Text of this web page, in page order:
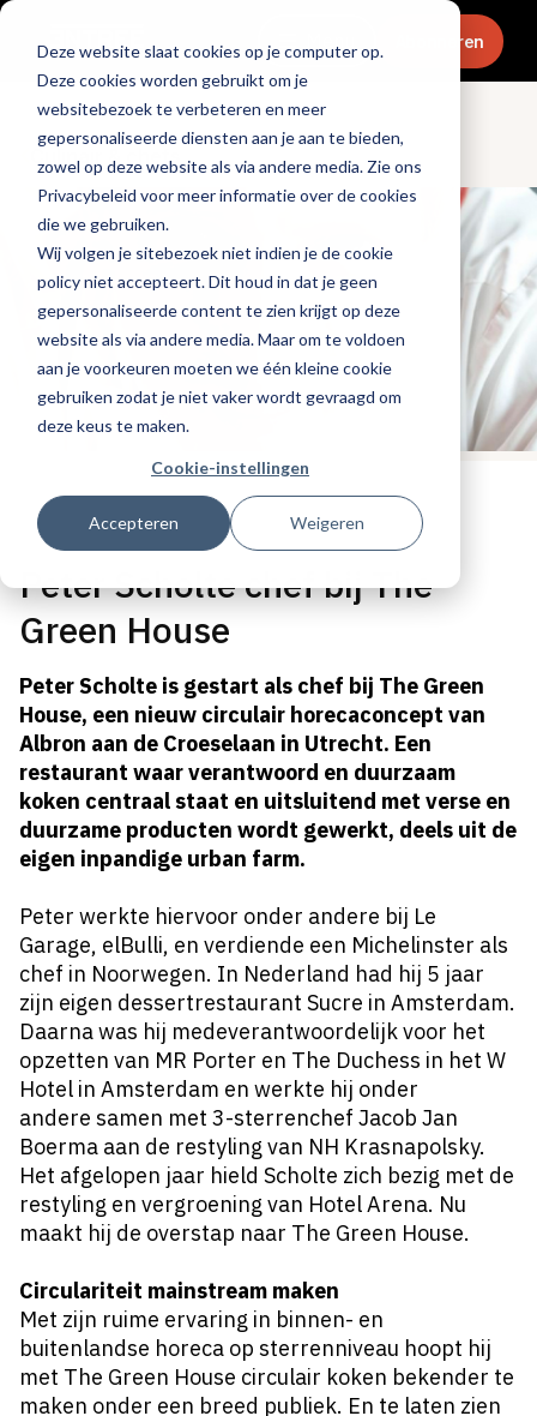
Deze website slaat cookies op je computer op.
Deze cookies worden gebruikt om je
websitebezoek te verbeteren en meer
gepersonaliseerde diensten aan je aan te bieden,
zowel op deze website als via andere media. Zie ons
Privacybeleid voor meer informatie over de cookies
die we gebruiken.
Wij volgen je sitebezoek niet indien je de cookie
policy niet accepteert. Dit houd in dat je geen
gepersonaliseerde content te zien krijgt op deze
website als via andere media. Maar om te voldoen
aan je voorkeuren moeten we één kleine cookie
gebruiken zodat je niet vaker wordt gevraagd om
deze keus te maken.
Cookie-instellingen
Accepteren Weigeren
Menu Abonneren
Culinair & chefs
Tags:chefs,duurzaamheid
Gepubliceerd op: 2 november 2021
Peter Scholte chef bij The
Green House
Peter Scholte is gestart als chef bij The Green
House, een nieuw circulair horecaconcept van
Albron aan de Croeselaan in Utrecht. Een
restaurant waar verantwoord en duurzaam
koken centraal staat en uitsluitend met verse en
duurzame producten wordt gewerkt, deels uit de
eigen inpandige urban farm.
Peter werkte hiervoor onder andere bij Le
Garage, elBulli, en verdiende een Michelinster als
chef in Noorwegen. In Nederland had hij 5 jaar
zijn eigen dessertrestaurant Sucre in Amsterdam.
Daarna was hij medeverantwoordelijk voor het
opzetten van MR Porter en The Duchess in het W
Hotel in Amsterdam en werkte hij onder
andere samen met 3-sterrenchef Jacob Jan
Boerma aan de restyling van NH Krasnapolsky.
Het afgelopen jaar hield Scholte zich bezig met de
restyling en vergroening van Hotel Arena. Nu
maakt hij de overstap naar The Green House.
Circulariteit mainstream maken
Met zijn ruime ervaring in binnen- en
buitenlandse horeca op sterrenniveau hoopt hij
met The Green House circulair koken bekender te
maken onder een breed publiek. En te laten zien